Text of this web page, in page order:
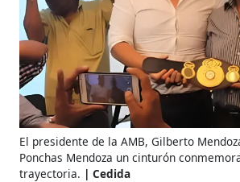
El presidente de la AMB, Gilberto
Ponchas Mendoza un cinturón
trayectoria.
Cedida